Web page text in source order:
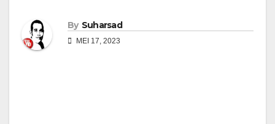
By Suharsad
MEI 17, 2023